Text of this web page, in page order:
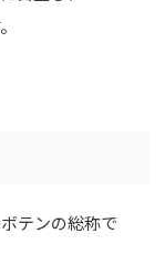
テンの総称で